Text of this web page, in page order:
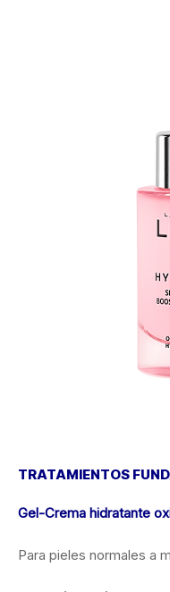
TRATAMIENTOS
Gel-Crema hidratante
Para pieles normales a